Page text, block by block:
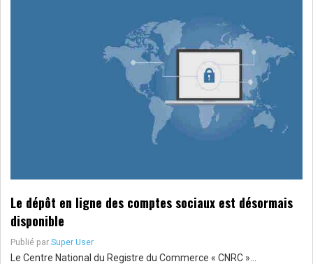
Le dépôt en ligne des comptes sociaux est désormais
disponible
Publié par Super User
Le Centre National du Registre du Commerce « CNRC »…